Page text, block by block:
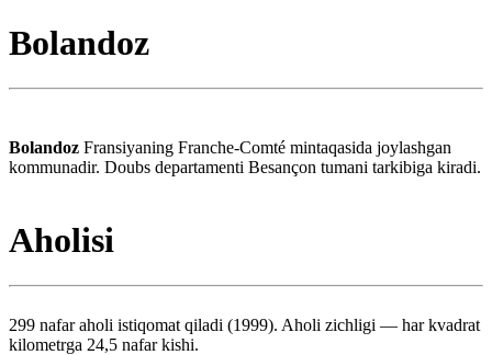
Bolandoz
Bolandoz Fransiyaning Franche-Comté mintaqasida joylashgan
kommunadir. Doubs departamenti Besançon tumani tarkibiga kiradi.
Aholisi
299 nafar aholi istiqomat qiladi (1999). Aholi zichligi — har kvadrat
kilometrga 24,5 nafar kishi.